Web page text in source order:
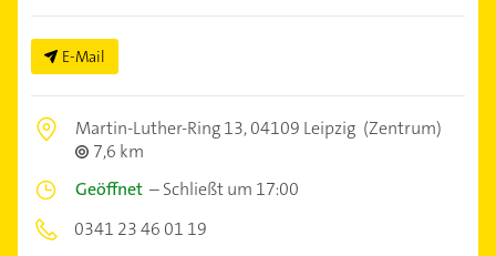
E-Mail
Martin-Luther-Ring 13,04109 Leipzig (Zentrum)
7,6 km
Geöffnet –Schließt um 17:00
0341 23 46 01 19